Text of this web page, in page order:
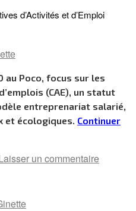
d’Activités et d’Emploi
au Poco, focus sur les
(CAE), un statut
entreprenariat salarié,
et écologiques. Continuer
un commentaire